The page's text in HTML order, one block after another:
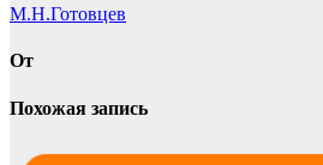
Навигация
по
М.Н.Готовцев
От
Похожая запись